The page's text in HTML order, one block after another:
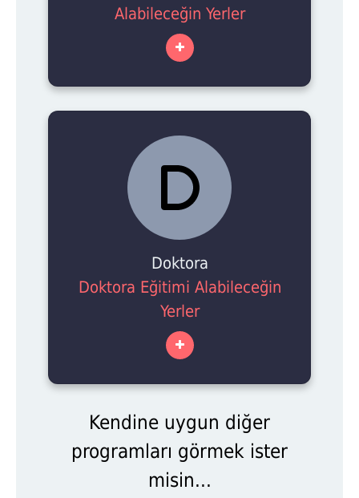
Alabileceğin Yerler
Doktora
Doktora Eğitimi Alabileceğin
Yerler
Kendine uygun diğer
programları görmek ister
misin...